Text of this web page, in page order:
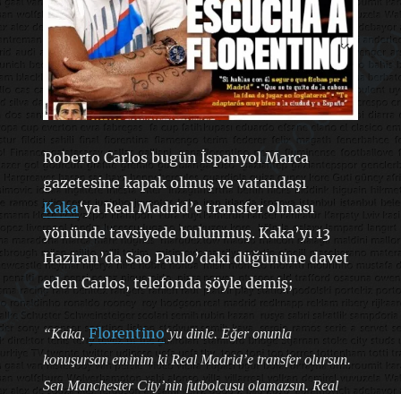
Roberto Carlos bugün İspanyol Marca
gazetesine kapak olmuş ve vatandaşı
Kaka‘ya Real Madrid’e transfer olması
yönünde tavsiyede bulunmuş. Kaka’yı 13
Haziran’da Sao Paulo’daki düğününe davet
eden Carlos, telefonda şöyle demiş;
“Kaka, Florentino‘yu dinle. Eğer onunla
konuşursan eminim ki Real Madrid’e transfer olursun.
Sen Manchester City’nin futbolcusu olamazsın. Real